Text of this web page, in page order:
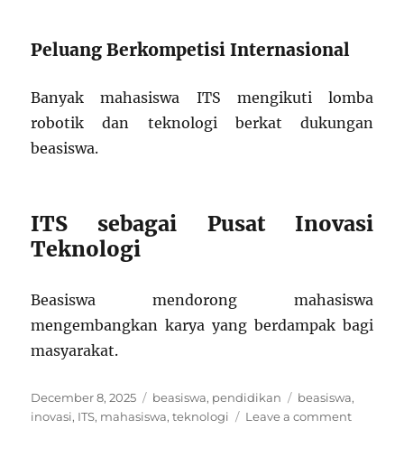
Peluang Berkompetisi Internasional
Banyak mahasiswa ITS mengikuti lomba
robotik dan teknologi berkat dukungan
beasiswa.
ITS sebagai Pusat Inovasi
Teknologi
Beasiswa mendorong mahasiswa
mengembangkan karya yang berdampak bagi
masyarakat.
Posted
on
December 8, 2025 Categories
beasiswa, pendidikan Tags
beasiswa,
inovasi, ITS, mahasiswa,teknologi Leave a commenton